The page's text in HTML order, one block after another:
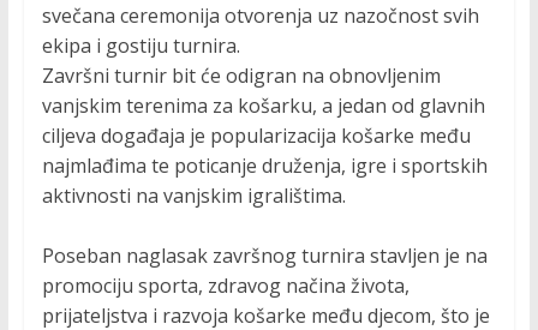
svečana ceremonija otvorenja uz nazočnost svih
ekipa i gostiju turnira.
Završni turnir bit će odigran na obnovljenim
vanjskim terenima za košarku, a jedan od glavnih
ciljeva događaja je popularizacija košarke među
najmlađima te poticanje druženja, igre i sportskih
aktivnosti na vanjskim igralištima.
Poseban naglasak završnog turnira stavljen je na
promociju sporta, zdravog načina života,
prijateljstva i razvoja košarke među djecom, što je